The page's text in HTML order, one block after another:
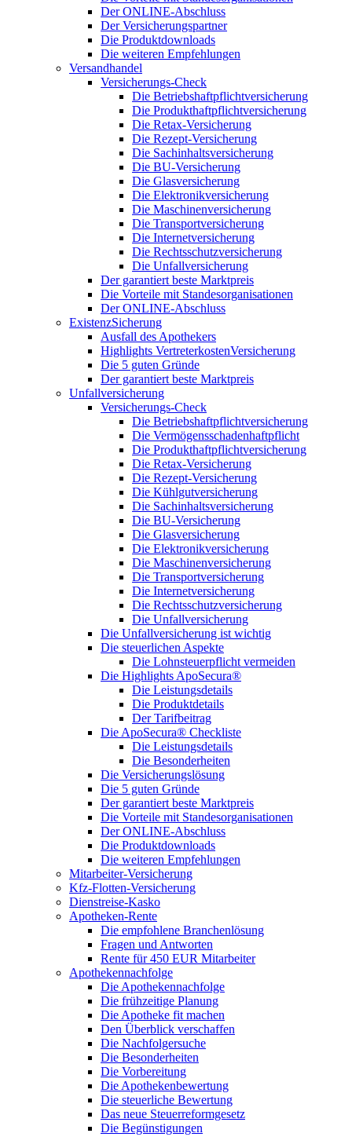
Der ONLINE-Abschluss
Der Versicherungspartner
Die Produktdownloads
Die weiteren Empfehlungen
Versandhandel
Versicherungs-Check
Die Betriebshaftpflichtversicherung
Die Produkthaftpflichtversicherung
Die Retax-Versicherung
Die Rezept-Versicherung
Die Sachinhaltsversicherung
Die BU-Versicherung
Die Glasversicherung
Die Elektronikversicherung
Die Maschinenversicherung
Die Transportversicherung
Die Internetversicherung
Die Rechtsschutzversicherung
Die Unfallversicherung
Der garantiert beste Marktpreis
Die Vorteile mit Standesorganisationen
Der ONLINE-Abschluss
ExistenzSicherung
Ausfall des Apothekers
Highlights VertreterkostenVersicherung
Die 5 guten Gründe
Der garantiert beste Marktpreis
Unfallversicherung
Versicherungs-Check
Die Betriebshaftpflichtversicherung
Die Vermögensschadenhaftpflicht
Die Produkthaftpflichtversicherung
Die Retax-Versicherung
Die Rezept-Versicherung
Die Kühlgutversicherung
Die Sachinhaltsversicherung
Die BU-Versicherung
Die Glasversicherung
Die Elektronikversicherung
Die Maschinenversicherung
Die Transportversicherung
Die Internetversicherung
Die Rechtsschutzversicherung
Die Unfallversicherung
Die Unfallversicherung ist wichtig
Die steuerlichen Aspekte
Die Lohnsteuerpflicht vermeiden
Die Highlights ApoSecura®
Die Leistungsdetails
Die Produktdetails
Der Tarifbeitrag
Die ApoSecura® Checkliste
Die Leistungsdetails
Die Besonderheiten
Die Versicherungslösung
Die 5 guten Gründe
Der garantiert beste Marktpreis
Die Vorteile mit Standesorganisationen
Der ONLINE-Abschluss
Die Produktdownloads
Die weiteren Empfehlungen
Mitarbeiter-Versicherung
Kfz-Flotten-Versicherung
Dienstreise-Kasko
Apotheken-Rente
Die empfohlene Branchenlösung
Fragen und Antworten
Rente für 450 EUR Mitarbeiter
Apothekennachfolge
Die Apothekennachfolge
Die frühzeitige Planung
Die Apotheke fit machen
Den Überblick verschaffen
Die Nachfolgersuche
Die Besonderheiten
Die Vorbereitung
Die Apothekenbewertung
Die steuerliche Bewertung
Das neue Steuerreformgesetz
Die Begünstigungen